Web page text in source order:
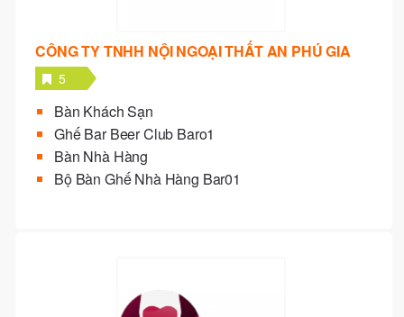
CÔNG TY TNHH NỘI NGOẠI THẤT AN PHÚ GIA
5
Bàn Khách Sạn
Ghế Bar Beer Club Baro1
Bàn Nhà Hàng
Bộ Bàn Ghế Nhà Hàng Bar01